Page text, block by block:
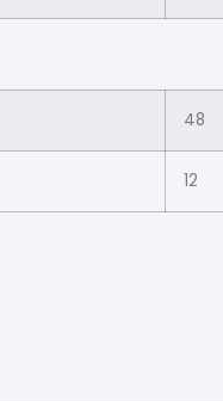
48
12